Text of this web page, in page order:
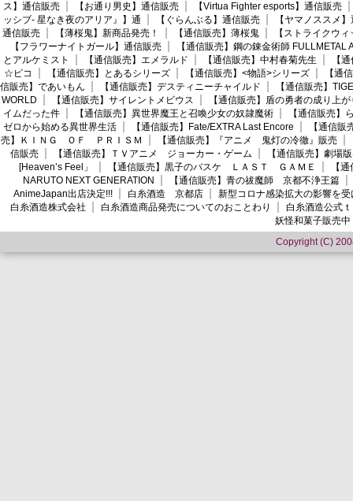
ス】通信販売
【お通り男史】通信販売
【Virtua Fighter esports】通信販売
ッシブ- 星なき夜のアリア』】通
【ぐらんぶる】通信販売
【ヤマノススメ
通信販売
【薄桜鬼】新商品発売！ 【通信販売】薄桜鬼
【ストライクウ
【フラワーナイトガール】通信販売
【通信販売】鋼の錬金術師 FULLMETAL
とアルケミスト
【通信販売】エメラルド 【通信販売】中村春菊先生
【
☆ピコ
【通信販売】とあるシリーズ 【通信販売】<物語>シリーズ
【通
信販売】であいもん
【通信販売】デスティニーチャイルド
【通信販売】
WORLD
【通信販売】サイレントメビウス
【通信販売】盾の勇者の成り上が
イムだった件
【通信販売】異世界魔王と召喚少女の奴隷魔術
【通信販売】
ゼロから始める異世界生活
【通信販売】Fate/EXTRA Last Encore
【通信
売】ＫＩＮＧ ＯＦ ＰＲＩＳＭ
【通信販売】『アニメ 鬼灯の冷徹』販売
信販売
【通信販売】ＴＶアニメ ジョーカー・ゲーム
【通信販売】劇場
[Heaven’s Feel」
【通信販売】黒子のバスケ ＬＡＳＴ ＧＡＭＥ
【
NARUTO NEXT GENERATION
【通信販売】青の祓魔師 京都不浄王篇
AnimeJapan出店決定!!!
白糸酒造 京都店
新型コロナ感染拡大の影響を
白糸酒造株式会社
白糸酒造商品発売についてのおことわり
白糸酒造公式
妖怪和菓子販売中
Copyright (C)